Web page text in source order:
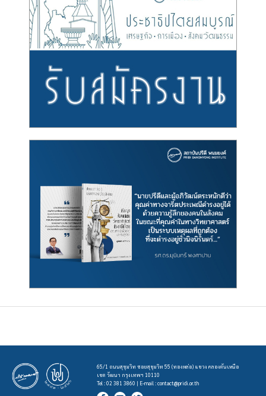
65/1 ถนนสุขุมวิท ซอยสุขุมวิท 55 (ทองหล่อ) แขวง คลองตันเหนือ
เขต วัฒนา กรุงเทพฯ 10110
Tel : 02 381 3860 | E-mail :contact@pridi.or.th